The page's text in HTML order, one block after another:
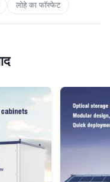
लोहे का फॉस्फेट